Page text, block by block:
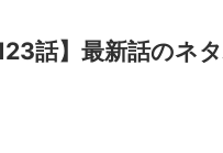
話】最新話のネ